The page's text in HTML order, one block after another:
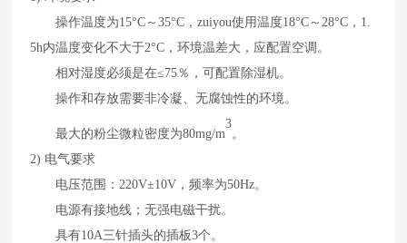
操作温度为15°C ～35°C ，zuiyou使用温度18°C ～28°C ， 1.
5h内温度变化不大于2°C ，环境温差大，应配置空调。
相对湿度必须是在≤75％，可配置除湿机。
操作和存放需要非冷凝、无腐蚀性的环境。
最大的粉尘微粒密度为80mg/m
3
。
2) 电气要求
电压范围： 220V±10V ，频率为50Hz。
电源有接地线；无强电磁干扰。
具有10A三针插头的插板3个。